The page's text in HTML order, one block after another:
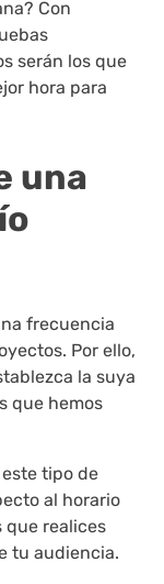
Con
serán los que
hora para
una
frecuencia
Por ello,
la suya
que hemos
tipo de
al horario
que realices
tu audiencia.